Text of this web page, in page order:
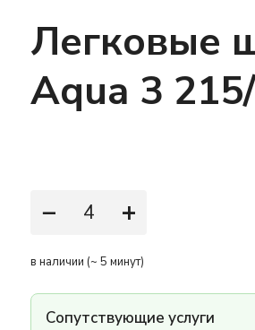
Легковые
Aqua 3
− +
в наличии (~ 5 минут)
Сопутствующие услуги